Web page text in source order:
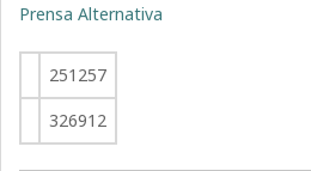
Prensa Alternativa
251257
326912